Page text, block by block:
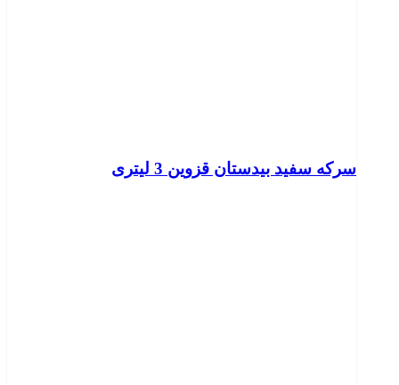
سرکه سفید بیدستان قزوین 3 لیتری